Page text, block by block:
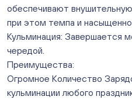
Нет в наличии
Слон. Миасс,
Нет в наличии
Сталеваров 5(ЦВЕТЫ) (г.
5/3)
ежедневно с 10:00 до
Нет в наличии
обеспечивают
при этом темпа и
Кульминация: Завершается
чередой.
Преимущества:
Огромное Количество
кульминации любого